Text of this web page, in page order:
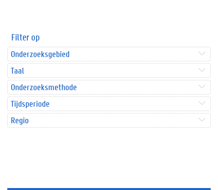
Filter op
Onderzoeksgebied
Taal
Onderzoeksmethode
Tijdsperiode
Regio